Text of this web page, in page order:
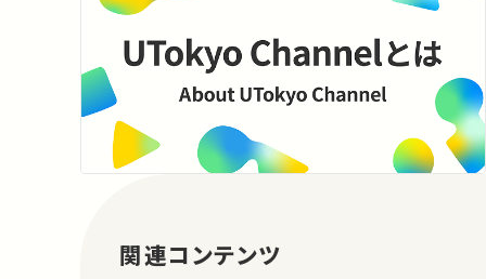
関連コンテンツ